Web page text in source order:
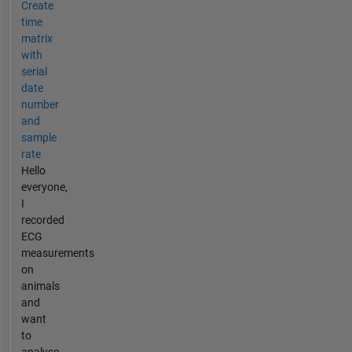
Create
time
matrix
with
serial
date
number
and
sample
rate
Hello
everyone,
I
recorded
ECG
measurements
on
animals
and
want
to